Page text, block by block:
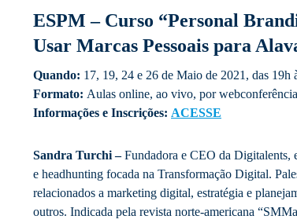
ESPM – Curso “Personal
Usar Marcas Pessoais para
Quando: 17, 19, 24 e 26 de Maio de 2021, das 19h
Formato: Aulas online, ao vivo, por
Informações e Inscrições: ACESSE
Sandra Turchi –Fundadora e CEO da Digitalents,
e headhunting focada na Transformação Digital.
relacionados a marketing digital, estratégia e
outros. Indicada pela revista norte-americana